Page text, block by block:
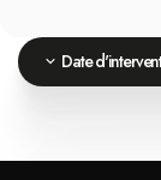
Date